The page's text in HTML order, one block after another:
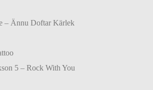
– Ännu Doftar Kärlek
5 – Rock With You